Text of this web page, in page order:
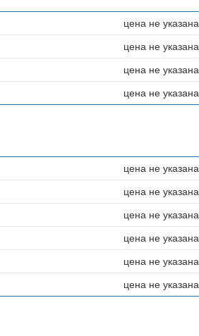
цена не указана
цена не указана
цена не указана
цена не указана
цена не указана
цена не указана
цена не указана
цена не указана
цена не указана
цена не указана